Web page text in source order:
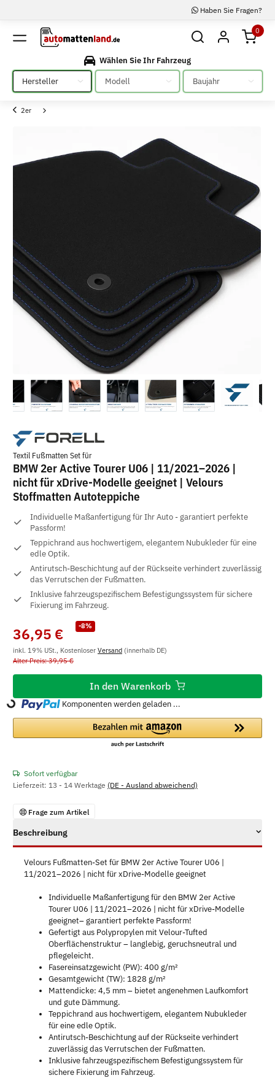
Haben Sie Fragen?
0
Wählen Sie Ihr Fahrzeug
Bitte auswählen
Bitte auswählen Bitte auswählen
2er
Textil Fußmatten Set für
BMW 2er Active Tourer U06 | 11/2021–2026 |
nicht für xDrive-Modelle geeignet | Velours
Stoffmatten Autoteppiche
Individuelle Maßanfertigung für Ihr Auto - garantiert perfekte
Passform!
Teppichrand aus hochwertigem, elegantem Nubukleder für eine
edle Optik.
Antirutsch-Beschichtung auf der Rückseite verhindert zuverlässig
das Verrutschen der Fußmatten.
Inklusive fahrzeugspezifischem Befestigungssystem für sichere
Fixierung im Fahrzeug.
-8%
36,95 €
inkl. 19% USt., Kostenloser Versand (innerhalb DE)
Alter Preis: 39,95 €
In den Warenkorb
Loading... Komponenten werden geladen ...
Sofort verfügbar
Lieferzeit: 13 - 14 Werktage (DE - Ausland abweichend)
Frage zum Artikel
Beschreibung
Velours Fußmatten-Set für BMW 2er Active Tourer U06 |
11/2021–2026 | nicht für xDrive-Modelle geeignet
Individuelle Maßanfertigung für den BMW 2er Active
Tourer U06 | 11/2021–2026 | nicht für xDrive-Modelle
geeignet– garantiert perfekte Passform!
Gefertigt aus Polypropylen mit Velour-Tufted
Oberflächenstruktur – langlebig, geruchsneutral und
pflegeleicht.
Fasereinsatzgewicht (PW): 400 g/m²
Gesamtgewicht (TW): 1828 g/m²
Mattendicke: 4,5 mm – bietet angenehmen Laufkomfort
und gute Dämmung.
Teppichrand aus hochwertigem, elegantem Nubukleder
für eine edle Optik.
Antirutsch-Beschichtung auf der Rückseite verhindert
zuverlässig das Verrutschen der Fußmatten.
Inklusive fahrzeugspezifischem Befestigungssystem für
sichere Fixierung im Fahrzeug.